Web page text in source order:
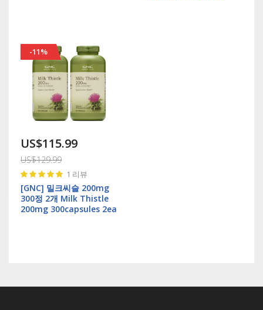
-11%
US$115.99
US$129.99
Rating:
100%
1 리뷰
[GNC] 밀크씨슬 200mg
300정 2개 Milk Thistle
200mg 300capsules 2ea